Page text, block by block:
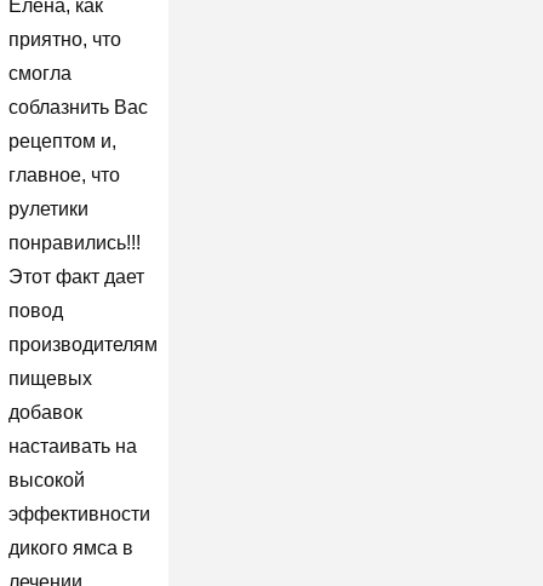
Елена, как
приятно, что
смогла
соблазнить Вас
рецептом и,
главное, что
рулетики
понравились!!!
Этот факт дает
повод
производителям
пищевых
добавок
настаивать на
высокой
эффективности
дикого ямса в